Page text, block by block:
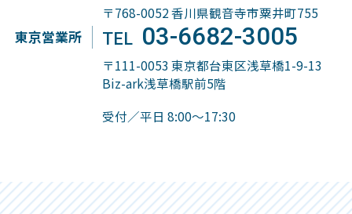
〒768-0052 香川県観音寺市粟井町755
東京営業所 TEL 03-6682-3005
〒111-0053 東京都台東区浅草橋1-9-13
Biz-ark浅草橋駅前5階
受付／平日 8:00～17:30